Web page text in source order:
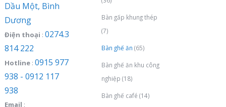
Dầu Một, Bình
Dương
Điện thoại : 0274.3
814 222
Hotline: 0915 977
938 - 0912 117
938
Email :
Bàn gấp khung thép
(7)
Bàn ghế ăn (65)
Bàn ghế ăn khu công
nghiệp (18)
Bàn ghế café (14)